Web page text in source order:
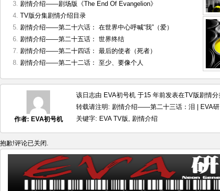
剧情介绍——剧场版《The End Of Evangelion》
TV版分集剧情介绍目录
剧情介绍——第二十六话： 在世界中心呼喊“我”（爱）
剧情介绍——第二十五话： 世界终结
剧情介绍——第二十四话： 最后的使者（死者）
剧情介绍——第二十二话： 至少、要像个人
作者: EVA初号机
该日志由 EVA初号机 于15 年前发表在TV版剧情分
转载请注明: 剧情介绍——第二十三话：泪 | EVA
关键字: EVA TV版, 剧情介绍
抱歉!评论已关闭.